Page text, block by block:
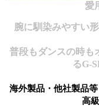
愛
腕に馴染みやすい
普段もダンスの時も
るG-
海外製品・他社製品
高